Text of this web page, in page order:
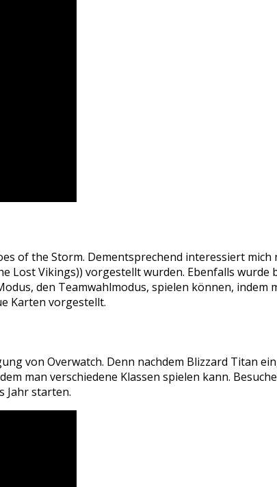
of the Storm. Dementsprechend interessiert
Vikings)) vorgestellt wurden. Ebenfalls wurde
den Teamwahlmodus, spielen können,
Karten vorgestellt.
von Overwatch. Denn nachdem Blizzard Titan
man verschiedene Klassen spielen kann.
Jahr starten.